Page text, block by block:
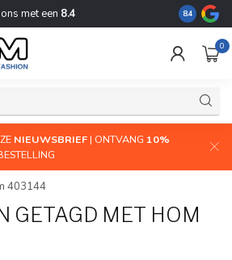
met een 8.4 De
8.4
0
NIEUWSBRIEF| ONTVANG 10%
403144
GETAGD MET HOM